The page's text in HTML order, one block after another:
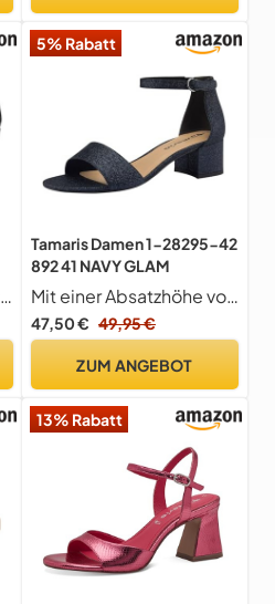
Mit einem Stilettoabsatz von 8
5% Rabatt
Tamaris Damen 1-28295-42
892 41 NAVY GLAM
Mit einer Absatzhöhe von 4
47,50 € 49,95 €
ZUM ANGEBOT
13% Rabatt